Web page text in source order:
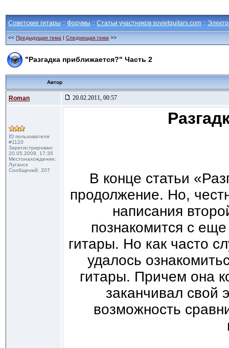
Советские гитары :: Форумы :: Статьи участников sovietguitars.com ::
<< Предыдущая тема | Следующая тема >>
"Разгадка приближается?" Часть 2
Автор
Roman 20.02.2011, 00:57
ID пользователя
#1120
Зарегистрирован:
20.05.2009, 17:35
Местонахождение:
Луганск
Сообщений: 207
В конце статьи
продолжение. Но,
написания
познакомится с
гитары. Но как часто
удалось
гитары. Причем она
заканчивал свой
возможность